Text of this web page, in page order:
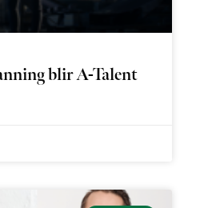
blir A-Talent